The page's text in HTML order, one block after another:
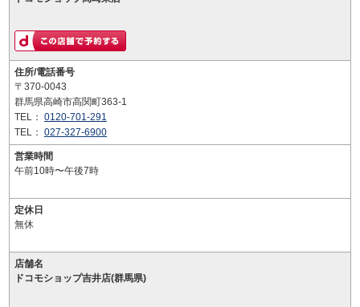
住所/電話番号
〒370-0043
群馬県高崎市高関町363-1
TEL： 0120-701-291
TEL： 027-327-6900
営業時間
午前10時〜午後7時
定休日
無休
店舗名
ドコモショップ吉井店(群馬県)